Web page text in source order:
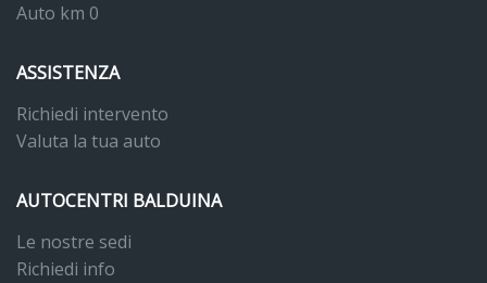
Auto km 0
ASSISTENZA
Richiedi intervento
Valuta la tua auto
AUTOCENTRI BALDUINA
Le nostre sedi
Richiedi info